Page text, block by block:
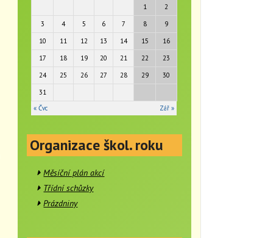
1
2
3
4 5 6 7 8
9
10
11 12 13 14 15
16
17
18 19 20 21 22
23
24
25 26 27 28 29
30
31
« Čvc
Zář »
Organizace škol. roku
Měsíční plán akcí
Třídní schůzky
Prázdniny